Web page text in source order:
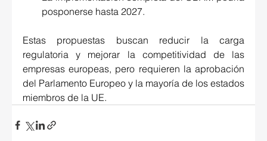
posponerse hasta 2027.
Estas propuestas buscan reducir la carga
regulatoria y mejorar la competitividad de las
empresas europeas, pero requieren la aprobación
del Parlamento Europeo y la mayoría de los estados
miembros de la UE.